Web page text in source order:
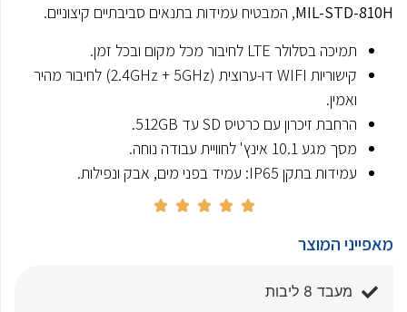
MIL-STD-810H, המבטיח עמידות בתנאים סביבתיים קיצוניים.
תמיכה בסלולר LTE לחיבור מכל מקום ובכל זמן.
קישוריות WIFI דו-ערוצית (2.4GHz + 5GHz) לחיבור מהיר
ואמין.
הרחבת זיכרון עם כרטיס SD עד 512GB.
מסך מגע 10.1 אינץ' לחוויית עבודה נוחה.
עמידות בתקן IP65: עמיד בפני מים, אבק ונפילות.





מאפייני המוצר
מעבד 8 ליבות